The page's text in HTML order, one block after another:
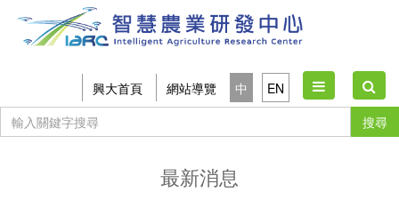
興大首頁 網站導覽 中 EN
Toggle
navigation
搜尋
最新消息